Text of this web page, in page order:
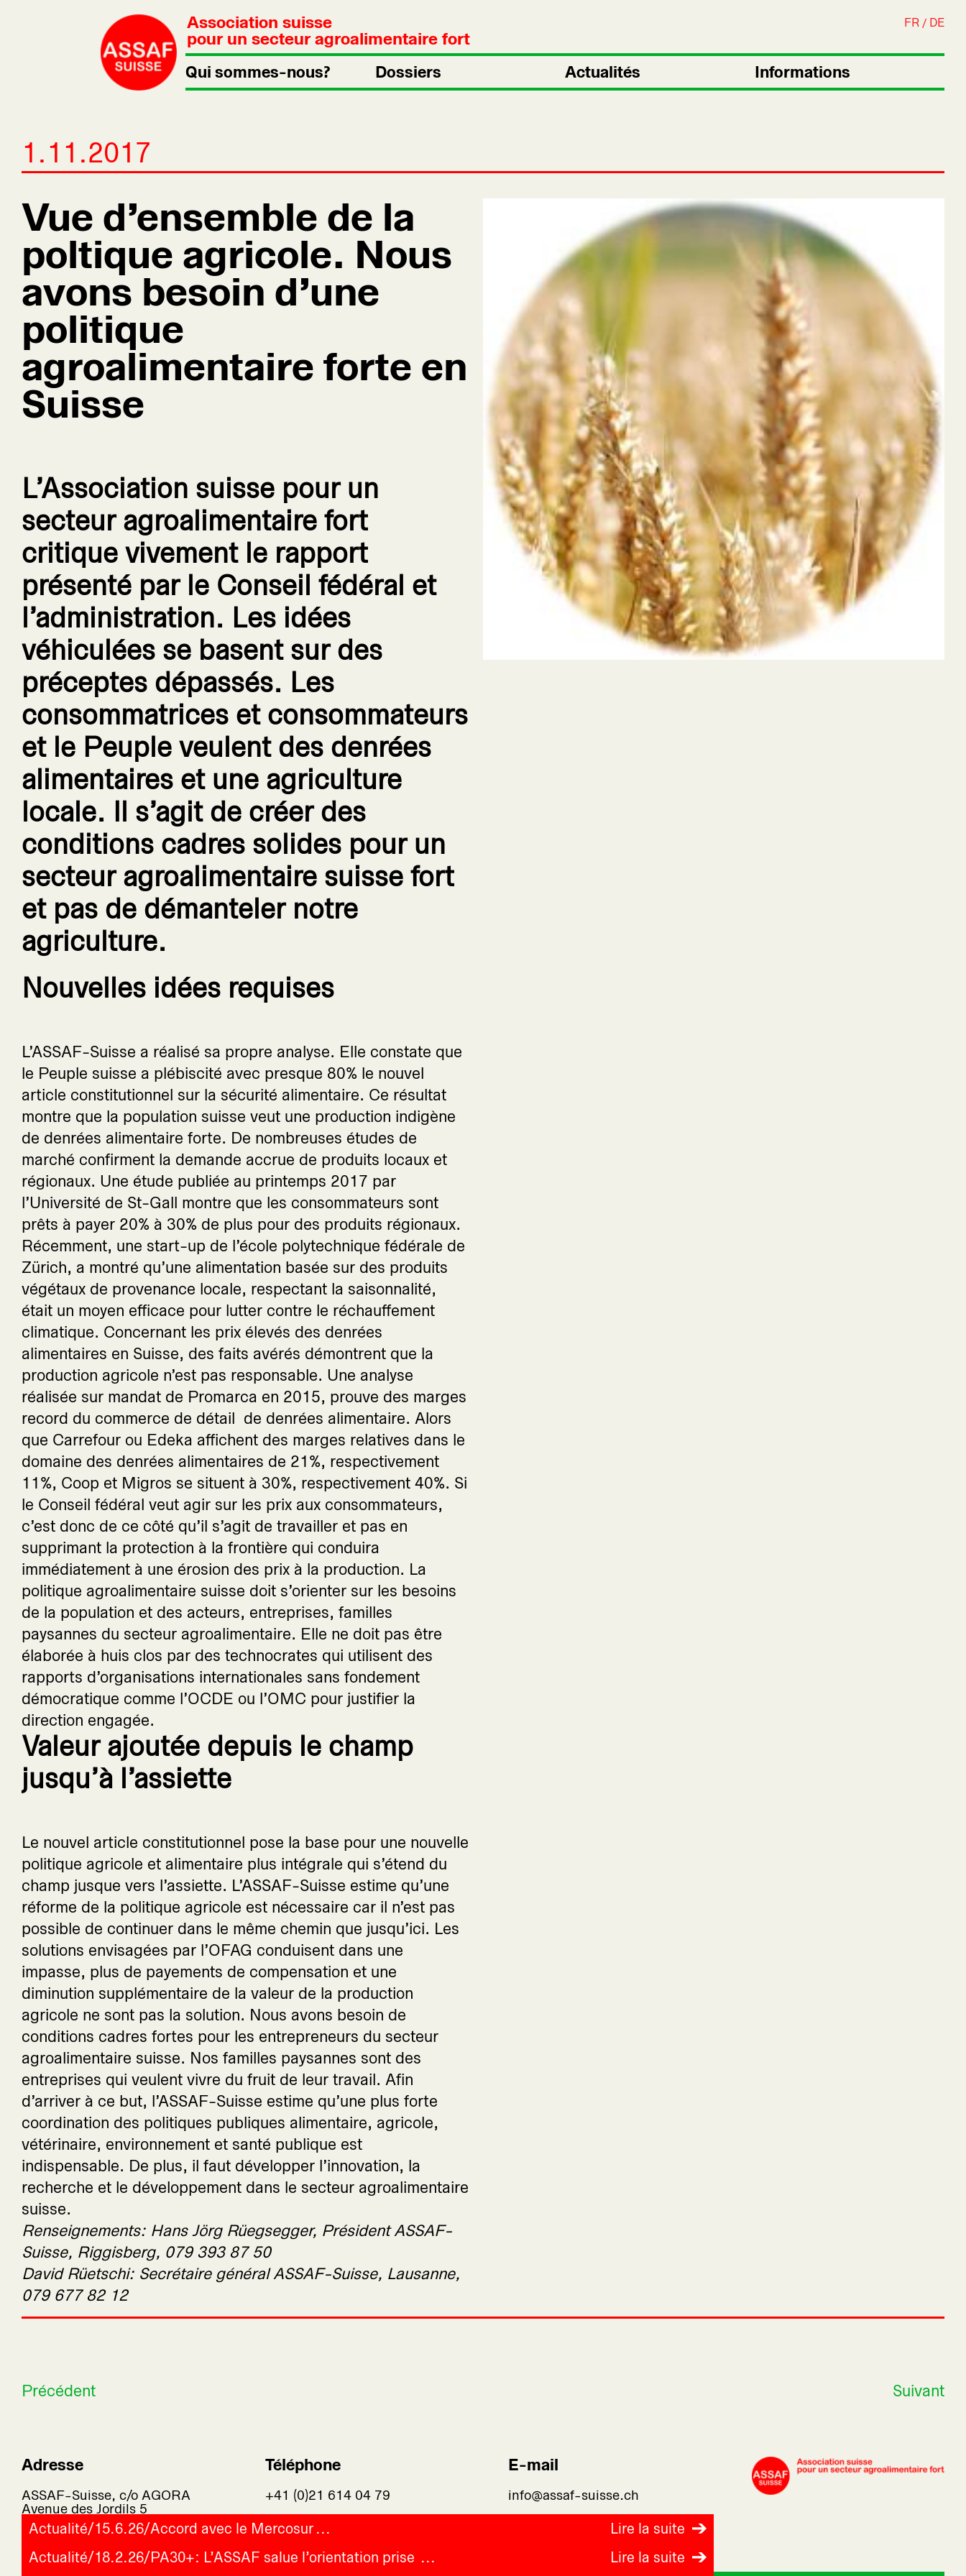
FR DE
Association suisse
pour un secteur agroalimentaire fort
Qui sommes-nous? Dossiers Actualités Informations
1.11.2017
Vue d’ensemble de la
poltique agricole. Nous
avons besoin d’une
politique
agroalimentaire forte en
Suisse
L’Association suisse pour un
secteur agroalimentaire fort
critique vivement le rapport
présenté par le Conseil fédéral et
l’administration. Les idées
véhiculées se basent sur des
préceptes dépassés. Les
consommatrices et consommateurs
et le Peuple veulent des denrées
alimentaires et une agriculture
locale. Il s’agit de créer des
conditions cadres solides pour un
secteur agroalimentaire suisse fort
et pas de démanteler notre
agriculture.
Nouvelles idées requises
L’ASSAF-Suisse a réalisé sa propre analyse. Elle constate que
le Peuple suisse a plébiscité avec presque 80% le nouvel
article constitutionnel sur la sécurité alimentaire. Ce résultat
montre que la population suisse veut une production indigène
de denrées alimentaire forte. De nombreuses études de
marché confirment la demande accrue de produits locaux et
régionaux. Une étude publiée au printemps 2017 par
l’Université de St-Gall montre que les consommateurs sont
prêts à payer 20% à 30% de plus pour des produits régionaux.
Récemment, une start-up de l’école polytechnique fédérale de
Zürich, a montré qu’une alimentation basée sur des produits
végétaux de provenance locale, respectant la saisonnalité,
était un moyen efficace pour lutter contre le réchauffement
climatique. Concernant les prix élevés des denrées
alimentaires en Suisse, des faits avérés démontrent que la
production agricole n’est pas responsable. Une analyse
réalisée sur mandat de Promarca en 2015, prouve des marges
record du commerce de détail de denrées alimentaire. Alors
que Carrefour ou Edeka affichent des marges relatives dans le
domaine des denrées alimentaires de 21%, respectivement
11%, Coop et Migros se situent à 30%, respectivement 40%. Si
le Conseil fédéral veut agir sur les prix aux consommateurs,
c’est donc de ce côté qu’il s’agit de travailler et pas en
supprimant la protection à la frontière qui conduira
immédiatement à une érosion des prix à la production. La
politique agroalimentaire suisse doit s’orienter sur les besoins
de la population et des acteurs, entreprises, familles
paysannes du secteur agroalimentaire. Elle ne doit pas être
élaborée à huis clos par des technocrates qui utilisent des
rapports d’organisations internationales sans fondement
démocratique comme l’OCDE ou l’OMC pour justifier la
direction engagée.
Valeur ajoutée depuis le champ
jusqu’à l’assiette
Le nouvel article constitutionnel pose la base pour une nouvelle
politique agricole et alimentaire plus intégrale qui s’étend du
champ jusque vers l’assiette. L’ASSAF-Suisse estime qu’une
réforme de la politique agricole est nécessaire car il n’est pas
possible de continuer dans le même chemin que jusqu’ici. Les
solutions envisagées par l’OFAG conduisent dans une
impasse, plus de payements de compensation et une
diminution supplémentaire de la valeur de la production
agricole ne sont pas la solution. Nous avons besoin de
conditions cadres fortes pour les entrepreneurs du secteur
agroalimentaire suisse. Nos familles paysannes sont des
entreprises qui veulent vivre du fruit de leur travail. Afin
d’arriver à ce but, l’ASSAF-Suisse estime qu’une plus forte
coordination des politiques publiques alimentaire, agricole,
vétérinaire, environnement et santé publique est
indispensable. De plus, il faut développer l’innovation, la
recherche et le développement dans le secteur agroalimentaire
suisse.
Renseignements: Hans Jörg Rüegsegger, Président ASSAF-
Suisse, Riggisberg, 079 393 87 50
David Rüetschi: Secrétaire général ASSAF-Suisse, Lausanne,
079 677 82 12
Suivant
Précédent
Actualité/15.6.26/Accord avec le Mercosur
Lire la suite
Actualité/18.2.26/PA30+: L’ASSAF salue l’orientation prise Lire la suite
Adresse
ASSAF-Suisse, c/o AGORA
Avenue des Jordils 5
1006 Lausanne
Suisse
Téléphone
+41 (0)21 614 04 79
E-mail
info@assaf-suisse.ch